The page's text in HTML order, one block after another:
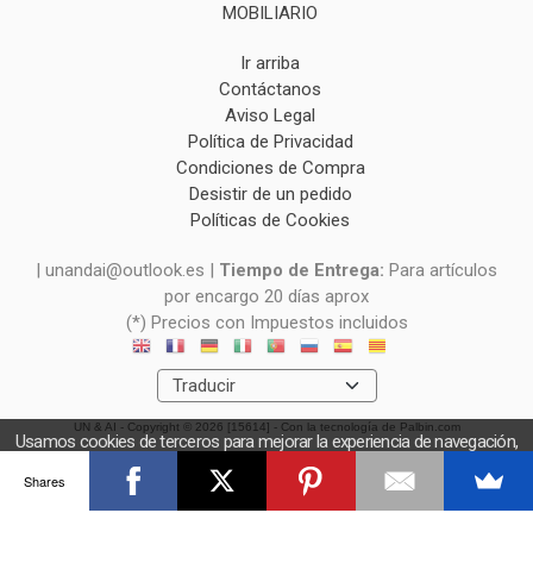
MOBILIARIO
Ir arriba
Contáctanos
Aviso Legal
Política de Privacidad
Condiciones de Compra
Desistir de un pedido
Políticas de Cookies
| unandai@outlook.es | Tiempo de Entrega: Para artículos
por encargo 20 días aprox
(*) Precios con Impuestos incluidos
UN & AI - Copyright © 2026 [15614] - Con la tecnología de Palbin.com
Usamos cookies de terceros para mejorar la experiencia de navegación,
y obtener estadísticas anónimas. Si continúa navegando consideramos
que acepta el uso de cookies.
OK Más información
Shares